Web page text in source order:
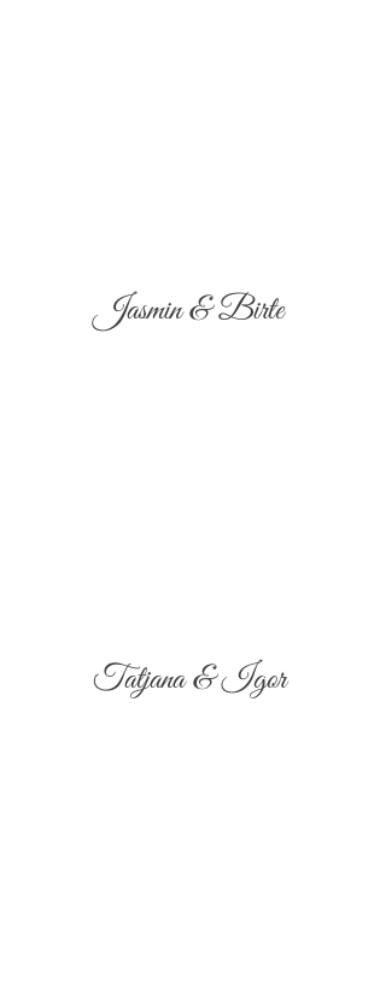
Jasmin & Birte
Tatjana & Igor